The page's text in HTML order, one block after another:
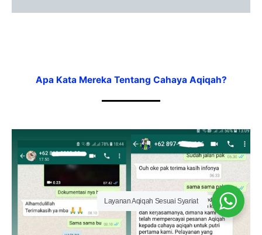
Apa Kata Mereka Tentang Cahaya Aqiqah?
Layanan Aqiqah Sesuai Syariat